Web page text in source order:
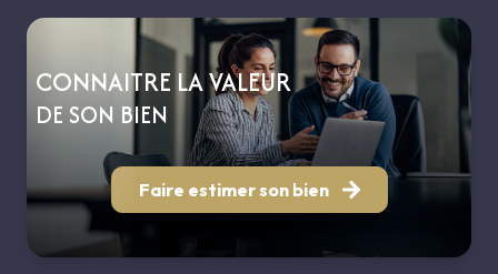
CONNAITRE LA VALEUR
DE SON BIEN
Faire estimer son bien